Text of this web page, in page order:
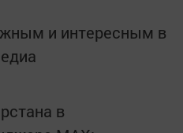
и интересным в
в